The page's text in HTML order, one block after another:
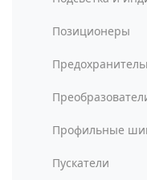
Позиционеры
Профильные
Пускатели